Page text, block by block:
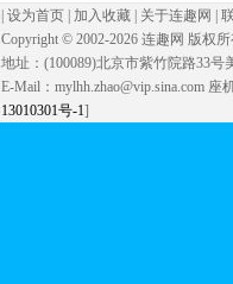
设为首页 加入收藏 关于连趣网
Copyright © 2002-2026 连趣网 版权
地址：(100089)北京市紫竹院路33号
E-Mail：mylhh.zhao@vip.sina.com
13010301号-1]